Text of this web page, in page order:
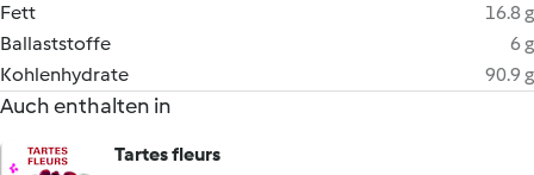
Fett
16.8 g
Ballaststoffe
6 g
Kohlenhydrate
90.9 g
Auch enthalten in
Tartes fleurs